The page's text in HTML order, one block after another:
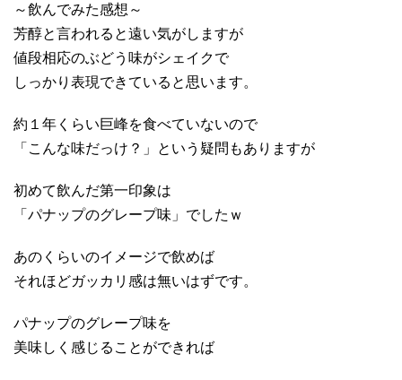
～飲んでみた感想～
芳醇と言われると遠い気がしますが
値段相応のぶどう味がシェイクで
しっかり表現できていると思います。
約１年くらい巨峰を食べていないので
「こんな味だっけ？」という疑問もありますが
初めて飲んだ第一印象は
「パナップのグレープ味」でしたｗ
あのくらいのイメージで飲めば
それほどガッカリ感は無いはずです。
パナップのグレープ味を
美味しく感じることができれば